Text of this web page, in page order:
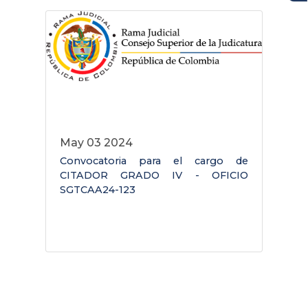
May 03 2024
Convocatoria para el cargo de
CITADOR GRADO IV - OFICIO
SGTCAA24-123